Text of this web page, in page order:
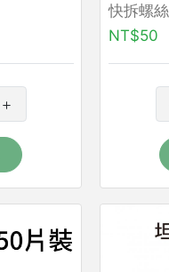
快拆螺絲
NT$50